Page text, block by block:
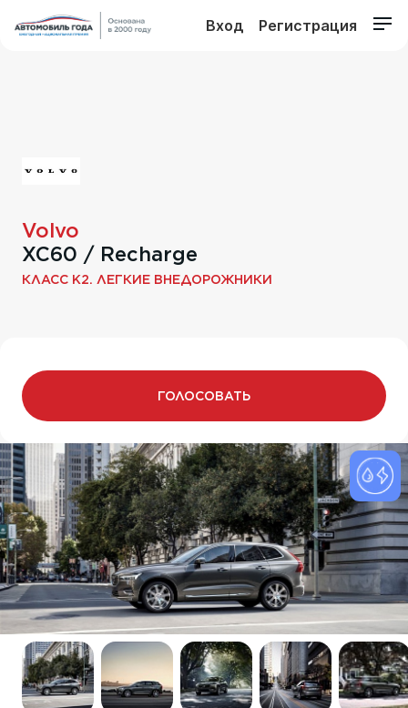
Вход Регистрация
Volvo
XC60 / Recharge
КЛАСС K2. ЛЕГКИЕ ВНЕДОРОЖНИКИ
ГОЛОСОВАТЬ